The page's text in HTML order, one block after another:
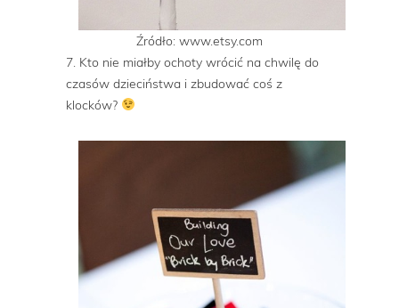
Źródło: www.etsy.com
7. Kto nie miałby ochoty wrócić na chwilę do
czasów dzieciństwa i zbudować coś z
klocków?